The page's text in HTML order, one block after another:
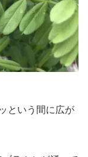
という間に広が